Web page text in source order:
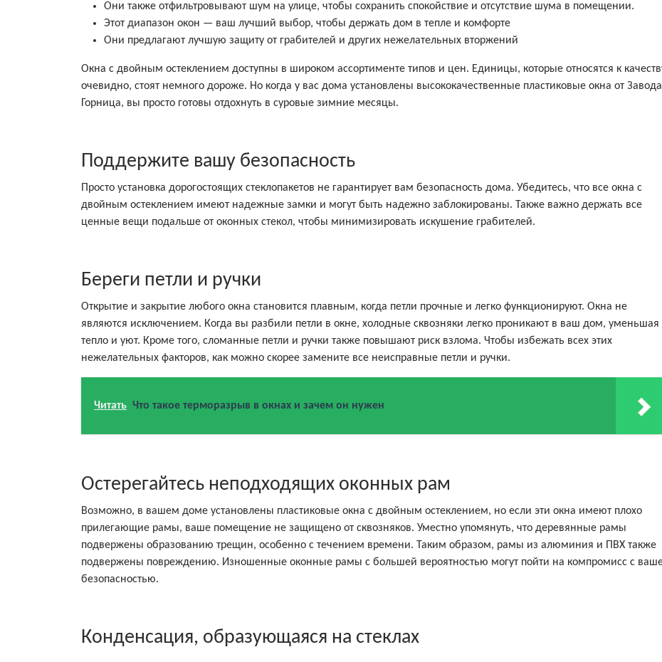
Они также отфильтровывают шум на улице, чтобы сохранить спокойствие и отсутствие шума в помещении.
Этот диапазон окон — ваш лучший выбор, чтобы держать дом в тепле и комфорте
Они предлагают лучшую защиту от грабителей и других нежелательных вторжений
Окна с двойным остеклением доступны в широком ассортименте типов и цен. Единицы, которые относятся к
очевидно, стоят немного дороже. Но когда у вас дома установлены высококачественные пластиковые окна от Завода
Горница, вы просто готовы отдохнуть в суровые зимние месяцы.
Поддержите вашу безопасность
Просто установка дорогостоящих стеклопакетов не гарантирует вам безопасность дома. Убедитесь, что все окна с
двойным остеклением имеют надежные замки и могут быть надежно заблокированы. Также важно держать все
ценные вещи подальше от оконных стекол, чтобы минимизировать искушение грабителей.
Береги петли и ручки
Открытие и закрытие любого окна становится плавным, когда петли прочные и легко функционируют. Окна не
являются исключением. Когда вы разбили петли в окне, холодные сквозняки легко проникают в ваш дом, уменьшая
тепло и уют. Кроме того, сломанные петли и ручки также повышают риск взлома. Чтобы избежать всех этих
нежелательных факторов, как можно скорее замените все неисправные петли и ручки.
Читать Что такое терморазрыв в окнах и зачем он нужен
Остерегайтесь неподходящих оконных рам
Возможно, в вашем доме установлены пластиковые окна с двойным остеклением, но если эти окна имеют плохо
прилегающие рамы, ваше помещение не защищено от сквозняков. Уместно упомянуть, что деревянные рамы
подвержены образованию трещин, особенно с течением времени. Таким образом, рамы из алюминия и ПВХ также
подвержены повреждению. Изношенные оконные рамы с большей вероятностью могут пойти на компромисс с
безопасностью.
Конденсация, образующаяся на стеклах